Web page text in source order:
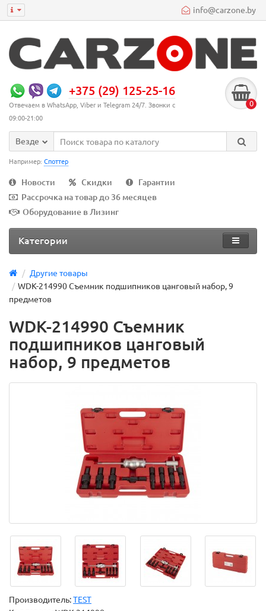
info@carzone.by
+375 (29) 125-25-16
Отвечаем в WhatsApp, Viber и Telegram 24/7. Звонки с
09:00-21:00
0
Везде
Например: Споттер
Новости Скидки
Гарантии
Рассрочка на товар до 36 месяцев
Оборудование в Лизинг
Категории
Другие товары
WDK-214990 Съемник подшипников цанговый набор, 9
предметов
WDK-214990 Съемник
подшипников цанговый
набор, 9 предметов
Производитель:TEST